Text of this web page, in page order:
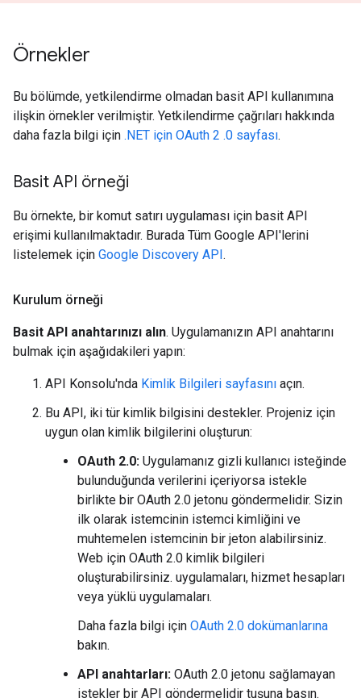
Örnekler
Bu bölümde, yetkilendirme olmadan basit API kullanımına
ilişkin örnekler verilmiştir. Yetkilendirme çağrıları hakkında
daha fazla bilgi için .NET için OAuth 2 .0 sayfası.
Basit API örneği
Bu örnekte, bir komut satırı uygulaması için basit API
erişimi kullanılmaktadır. Burada Tüm Google API'lerini
listelemek için Google Discovery API.
Kurulum örneği
Basit API anahtarınızı alın. Uygulamanızın API anahtarını
bulmak için aşağıdakileri yapın:
API Konsolu'nda Kimlik Bilgileri sayfasını açın.
Bu API, iki tür kimlik bilgisini destekler. Projeniz için
uygun olan kimlik bilgilerini oluşturun:
OAuth 2.0: Uygulamanız gizli kullanıcı isteğinde
bulunduğunda verilerini içeriyorsa istekle
birlikte bir OAuth 2.0 jetonu göndermelidir. Sizin
ilk olarak istemcinin istemci kimliğini ve
muhtemelen istemcinin bir jeton alabilirsiniz.
Web için OAuth 2.0 kimlik bilgileri
oluşturabilirsiniz. uygulamaları, hizmet hesapları
veya yüklü uygulamaları.
Daha fazla bilgi için OAuth 2.0 dokümanlarına
bakın.
API anahtarları: OAuth 2.0 jetonu sağlamayan
istekler bir API göndermelidir tuşuna basın.